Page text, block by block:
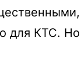
для КТС.